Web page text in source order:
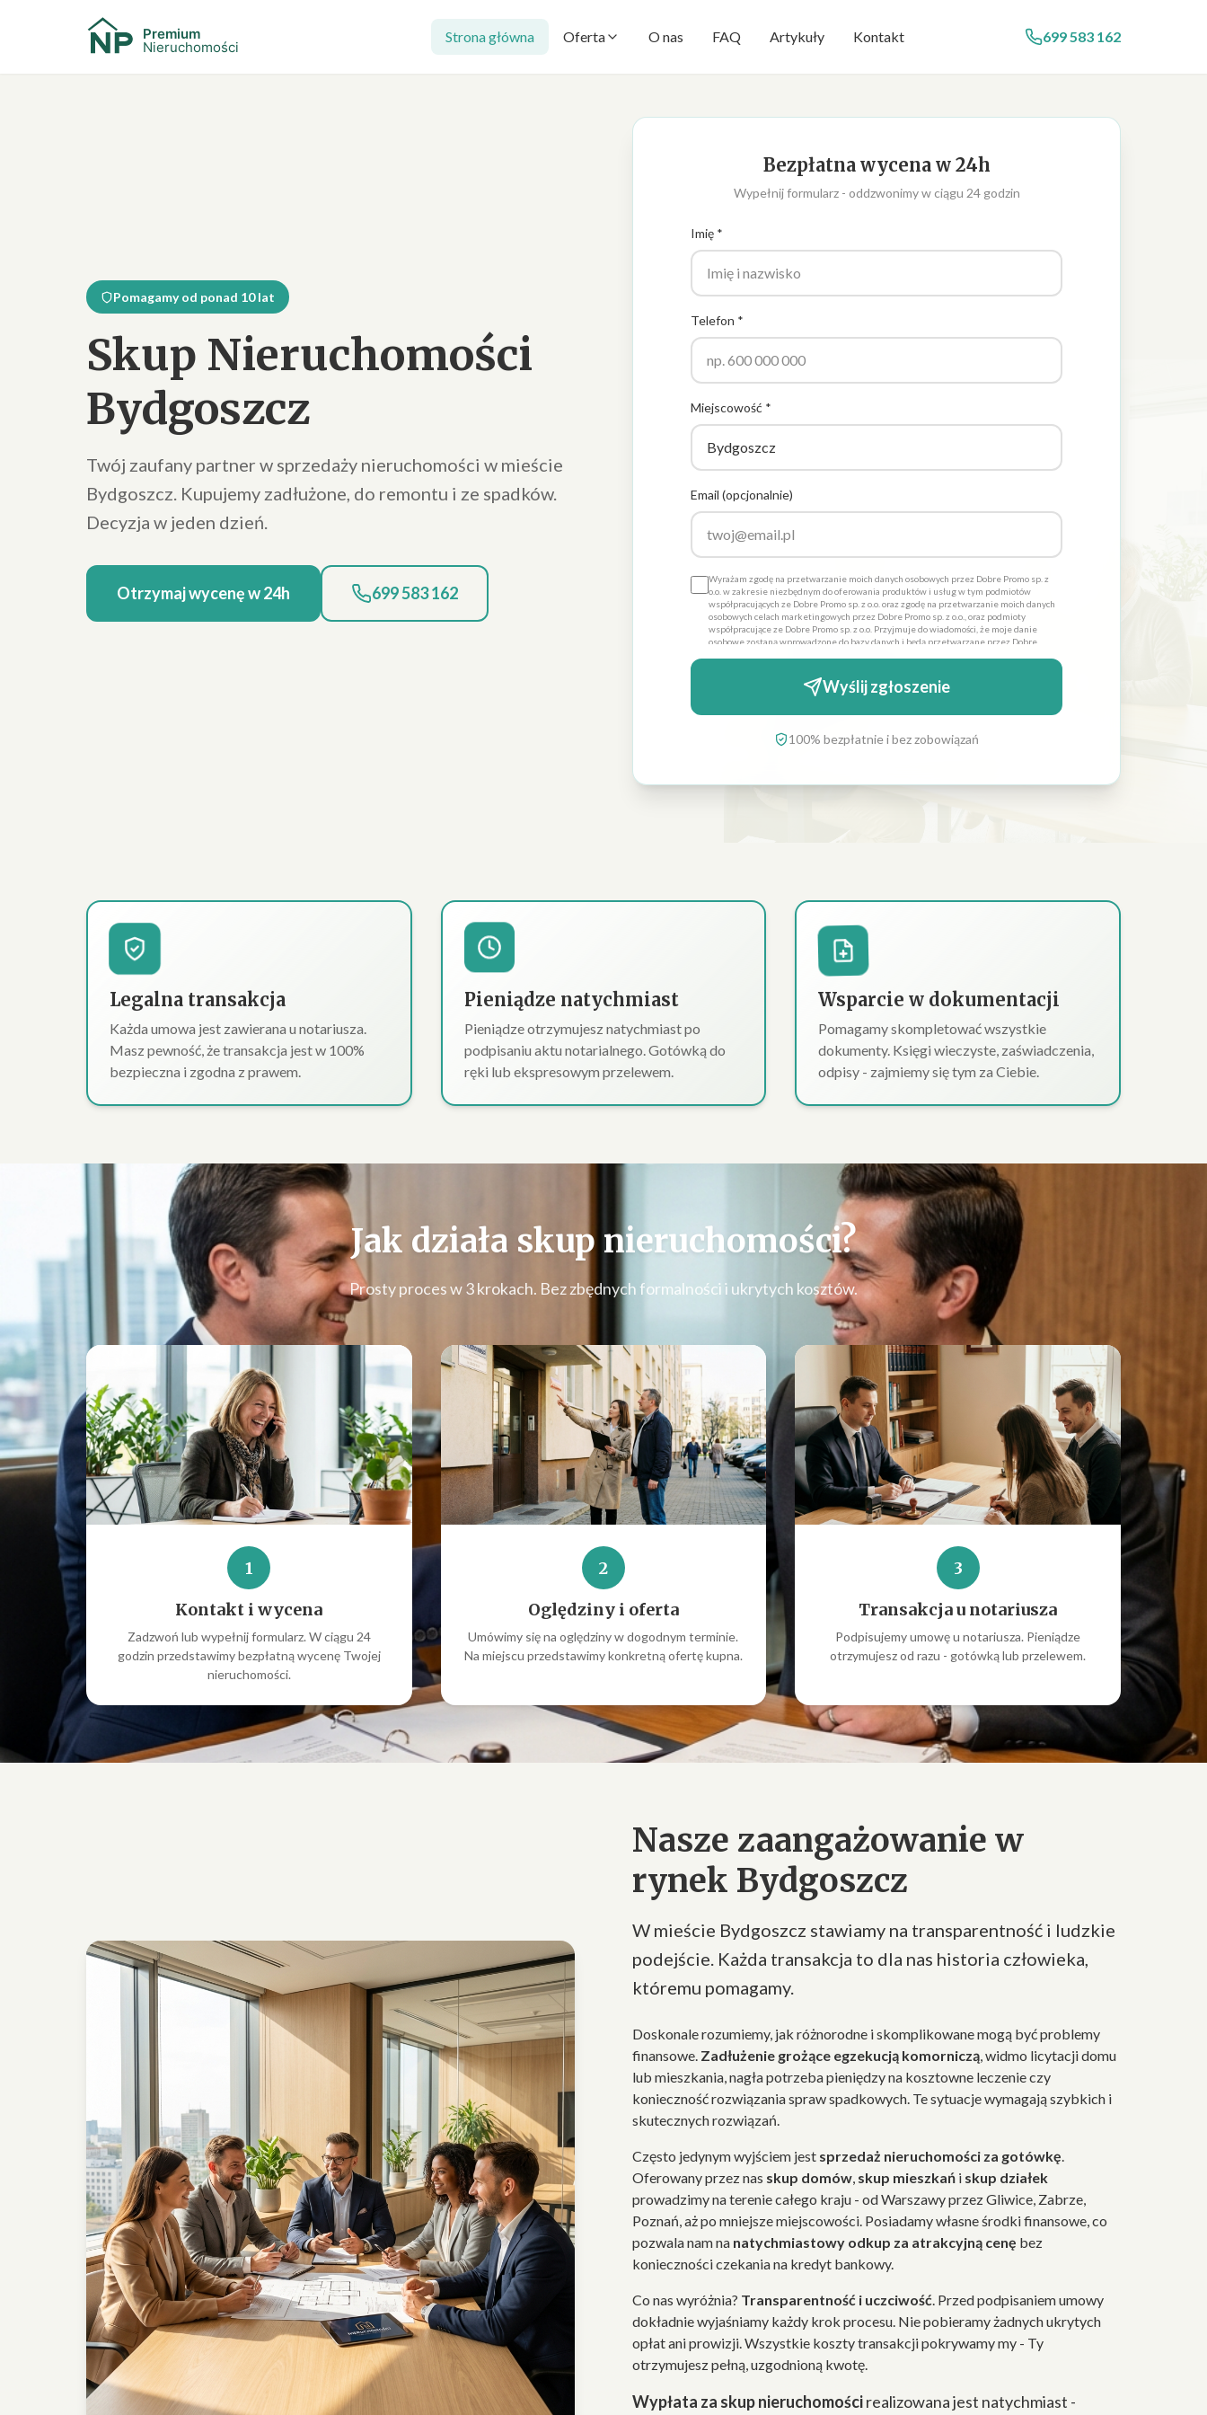
Strona główna Oferta O nas FAQ Artykuły Kontakt 699 583 162
Pomagamy od ponad 10 lat
Skup Nieruchomości
Bydgoszcz
Twój zaufany partner w sprzedaży nieruchomości w mieście
Bydgoszcz. Kupujemy zadłużone, do remontu i ze spadków.
Decyzja w jeden dzień.
Otrzymaj wycenę w 24h 699 583 162
Bezpłatna wycena w 24h
Wypełnij formularz - oddzwonimy w ciągu 24 godzin
Imię *
Telefon *
Miejscowość *
Email (opcjonalnie)
Wyrażam zgodę na przetwarzanie moich danych osobowych przez Dobre Promo sp. z
o.o. w zakresie niezbędnym do oferowania produktów i usług w tym podmiotów
współpracujących ze Dobre Promo sp. z o.o. oraz zgodę na przetwarzanie moich danych
osobowych celach marketingowych przez Dobre Promo sp. z o.o., oraz podmioty
współpracujące ze Dobre Promo sp. z o.o. Przyjmuje do wiadomości, że moje danie
osobowe zostaną wprowadzone do bazy danych i będą przetwarzane przez Dobre
danych ich poprawienia lub usunięcia. Administratorami danych osobowych jest
Dobre Promo sp. z o.o. z siedzibą w Szczecinie ul. Cyfrowa 6 *
Wyślij zgłoszenie
100% bezpłatnie i bez zobowiązań
Legalna transakcja
Każda umowa jest zawierana u notariusza.
Masz pewność, że transakcja jest w 100%
bezpieczna i zgodna z prawem.
Pieniądze natychmiast
Pieniądze otrzymujesz natychmiast po
podpisaniu aktu notarialnego. Gotówką do
ręki lub ekspresowym przelewem.
Wsparcie w dokumentacji
Pomagamy skompletować wszystkie
dokumenty. Księgi wieczyste, zaświadczenia,
odpisy - zajmiemy się tym za Ciebie.
Jak działa skup nieruchomości?
Prosty proces w 3 krokach. Bez zbędnych formalności i ukrytych kosztów.
1
Kontakt i wycena
Zadzwoń lub wypełnij formularz. W ciągu 24
godzin przedstawimy bezpłatną wycenę Twojej
nieruchomości.
2
Oględziny i oferta
Umówimy się na oględziny w dogodnym terminie.
Na miejscu przedstawimy konkretną ofertę kupna.
3
Transakcja u notariusza
Podpisujemy umowę u notariusza. Pieniądze
otrzymujesz od razu - gotówką lub przelewem.
Nasze zaangażowanie w
rynek Bydgoszcz
W mieście Bydgoszcz stawiamy na transparentność i ludzkie
podejście. Każda transakcja to dla nas historia człowieka,
któremu pomagamy.
Doskonale rozumiemy, jak różnorodne i skomplikowane mogą być problemy
finansowe. Zadłużenie grożące egzekucją komorniczą, widmo licytacji domu
lub mieszkania, nagła potrzeba pieniędzy na kosztowne leczenie czy
konieczność rozwiązania spraw spadkowych. Te sytuacje wymagają szybkich i
skutecznych rozwiązań.
Często jedynym wyjściem jest sprzedaż nieruchomości za gotówkę.
Oferowany przez nas skup domów, skup mieszkań i skup działek
prowadzimy na terenie całego kraju - od Warszawy przez Gliwice, Zabrze,
Poznań, aż po mniejsze miejscowości. Posiadamy własne środki finansowe, co
pozwala nam na natychmiastowy odkup za atrakcyjną cenę bez
konieczności czekania na kredyt bankowy.
Co nas wyróżnia? Transparentność i uczciwość. Przed podpisaniem umowy
dokładnie wyjaśniamy każdy krok procesu. Nie pobieramy żadnych ukrytych
opłat ani prowizji. Wszystkie koszty transakcji pokrywamy my - Ty
otrzymujesz pełną, uzgodnioną kwotę.
Wypłata za skup nieruchomościrealizowana jest natychmiast -